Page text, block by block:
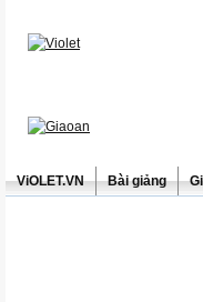
ViOLET.VN Bài giảng